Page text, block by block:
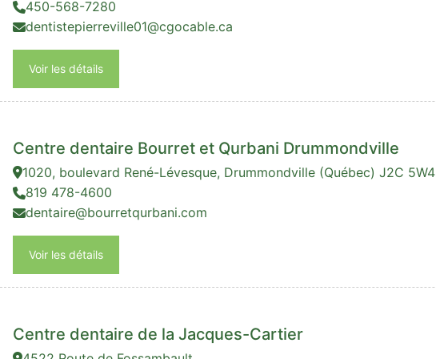
450-568-7280
dentistepierreville01@cgocable.ca
Voir les détails
Centre dentaire Bourret et Qurbani Drummondville
1020, boulevard René-Lévesque, Drummondville (Québec) J2C 5W4
819 478-4600
dentaire@bourretqurbani.com
Voir les détails
Centre dentaire de la Jacques-Cartier